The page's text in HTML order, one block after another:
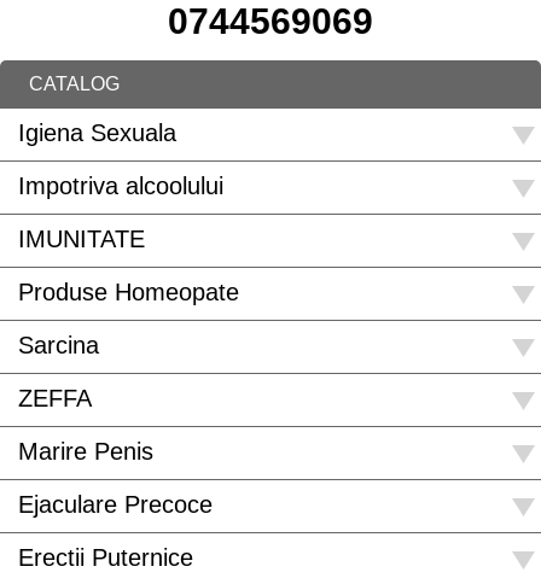
0744569069
CATALOG
Igiena Sexuala
Impotriva alcoolului
IMUNITATE
Produse Homeopate
Sarcina
ZEFFA
Marire Penis
Ejaculare Precoce
Erectii Puternice